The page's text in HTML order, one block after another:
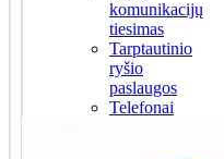
komunikacijų
tiesimas
Tarptautinio
ryšio
paslaugos
Telefonai